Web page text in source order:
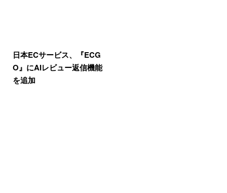
日本ECサービス、『ECG
O』にAIレビュー返信機能
を追加